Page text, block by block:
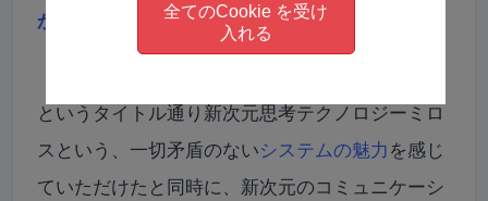
がここにある〜』
というタイトル通り新次元思考テクノロジーミロ
スという、一切矛盾のないシステムの魅力を感じ
ていただけたと同時に、新次元のコミュニケーシ
全てのCookie を受け
入れる